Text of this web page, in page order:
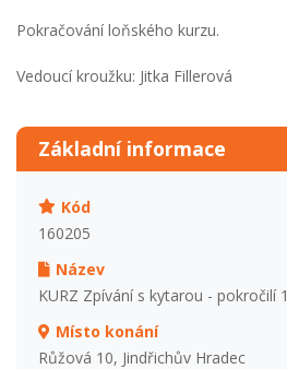
Pokračování loňského kurzu.
Vedoucí kroužku: Jitka Fillerová
Základní informace
Kód
160205
Název
KURZ Zpívání s kytarou - pokročilí 1
Místo konání
Růžová 10, Jindřichův Hradec